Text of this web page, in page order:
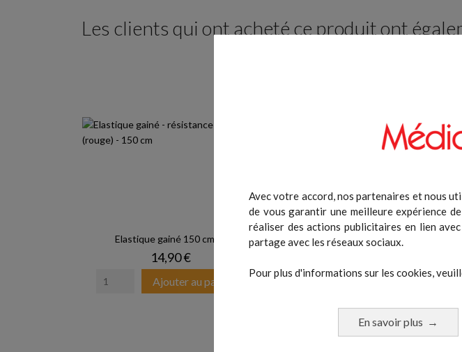
Avec votre accord, nos partenaires et nous
de vous garantir une meilleure expérience
réaliser des actions publicitaires en lien
partage avec les réseaux sociaux.
Pour plus d'informations sur les cookies,
En savoir plus →
Les clients qui ont acheté ce produit ont
Elastique gainé 150 cm -...
Prix
14,90 €
Ajouter au panier
Lot de 5 haies ajustables 20 -30 cm
Ajouter au panier